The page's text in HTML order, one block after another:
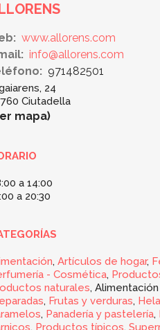
www.allorens.com
info@allorens.com
971482501
24
Ciutadella
mapa
a 14:00
a 20:30
, Artículos de hogar,
- Cosmética,
naturales, Alimentación
, Frutas y verduras,
, Panadería y pastelería,